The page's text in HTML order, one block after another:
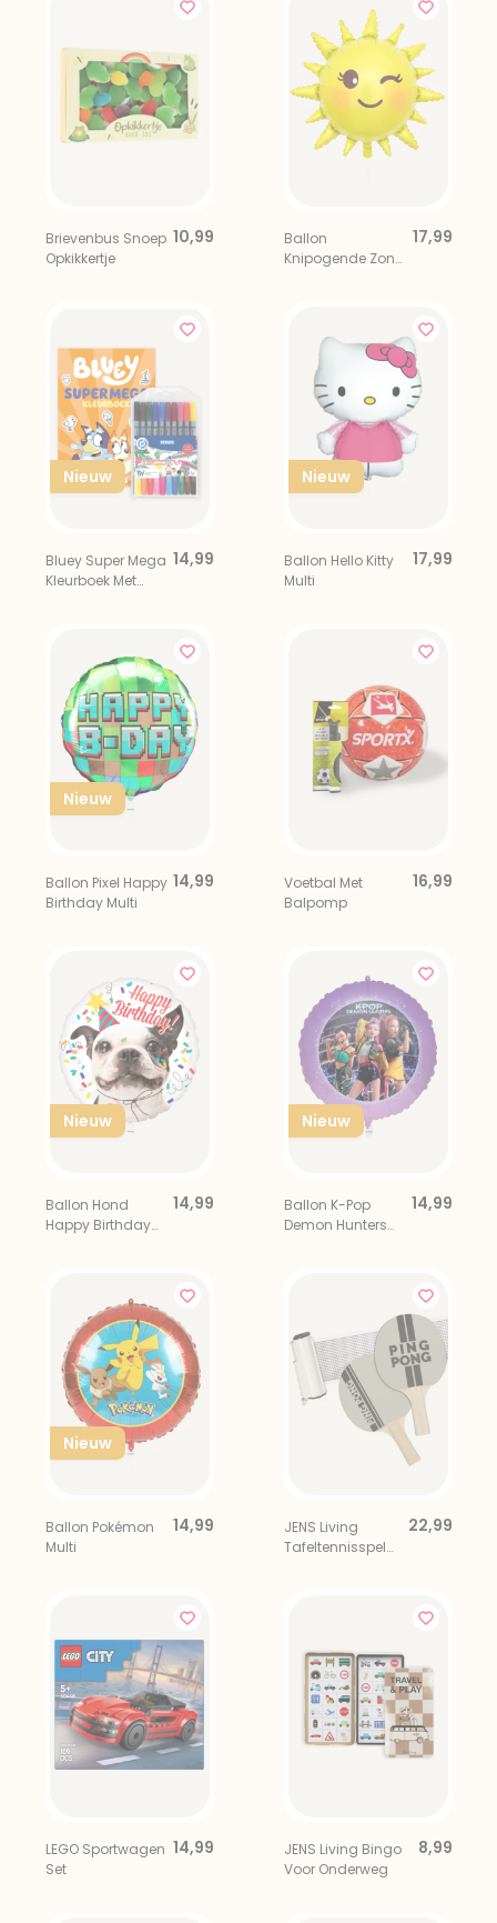
Brievenbus Snoep
Opkikkertje
10,99
Ballon
Knipogende Zon
17,99
Nieuw
Bluey Super Mega
Kleurboek Met
14,99
Nieuw
Ballon Hello Kitty
Multi
17,99
Nieuw
Ballon Pixel Happy
Birthday Multi
14,99
Voetbal Met
Balpomp
16,99
Nieuw
Ballon Hond
Happy Birthday
14,99
Nieuw
Ballon K-Pop
Demon Hunters
14,99
Nieuw
Ballon Pokémon
Multi
14,99
JENS Living
Tafeltennisspel
22,99
LEGO Sportwagen
Set
14,99
JENS Living Bingo
Voor Onderweg
8,99